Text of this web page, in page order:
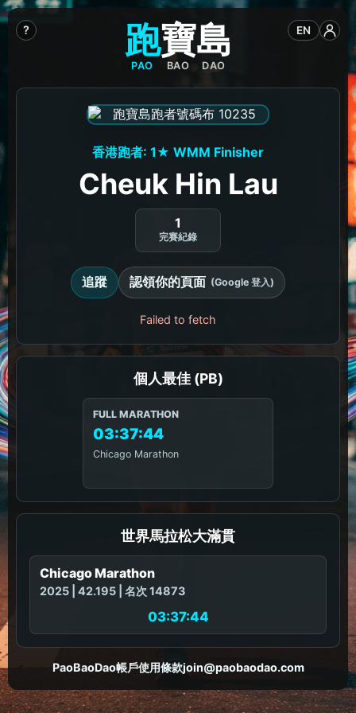
? EN
跑
PAO
寶
BAO
島
DAO
香港跑者: 1★ WMM Finisher
Cheuk Hin Lau
1
完賽紀錄
追蹤 認領你的頁面 (Google 登入)
Failed to fetch
個人最佳 (PB)
FULL MARATHON
03:37:44
Chicago Marathon
世界馬拉松大滿貫
Chicago Marathon
2025 | 42.195 | 名次 14873
03:37:44
PaoBaoDao帳戶使用條款join@paobaodao.com